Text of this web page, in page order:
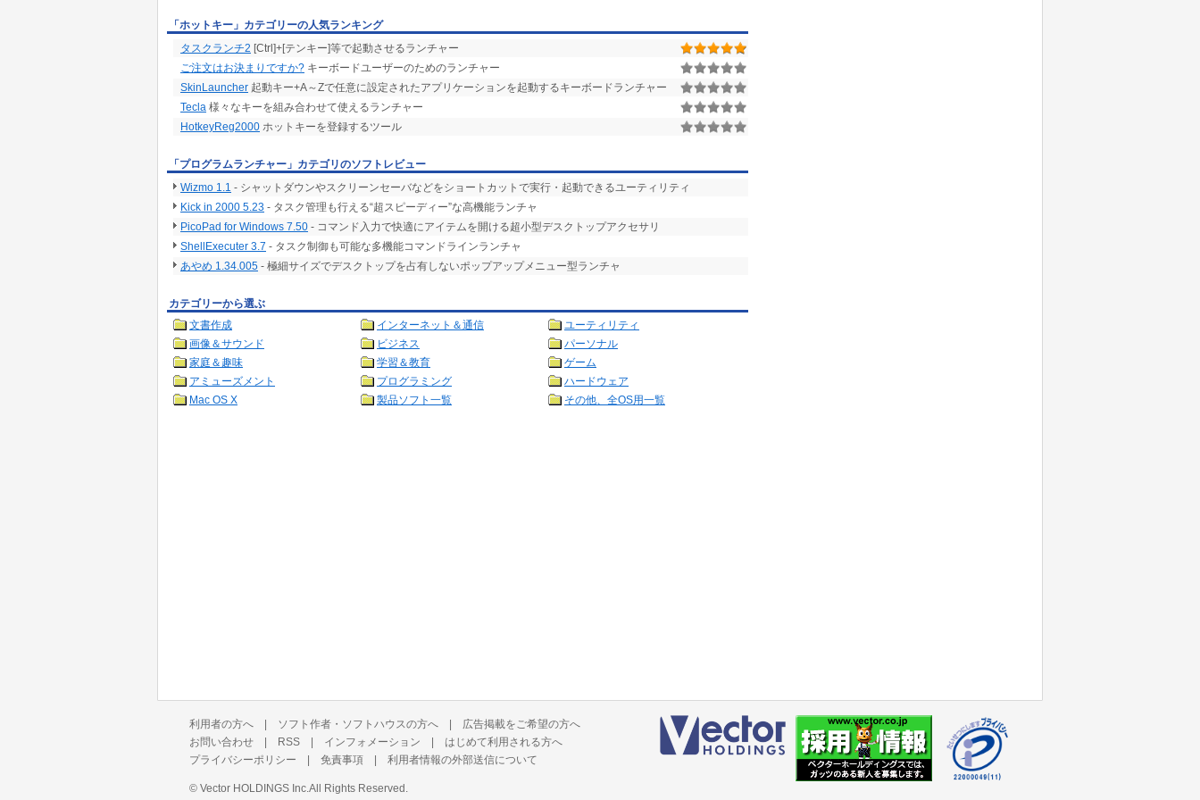
「ホットキー」カテゴリーの人気ランキング
タスクランチ2 [Ctrl]+[テンキー]等で起動させるランチャー
ご注文はお決まりですか? キーボードユーザーのためのランチャー
SkinLauncher 起動キー+A～Zで任意に設定されたアプリケーションを起動するキーボードランチャー
Tecla 様々なキーを組み合わせて使えるランチャー
HotkeyReg2000 ホットキーを登録するツール
「プログラムランチャー」カテゴリのソフトレビュー
Wizmo 1.1 - シャットダウンやスクリーンセーバなどをショートカットで実行・起動できるユーティリティ
Kick in 2000 5.23 - タスク管理も行える“超スピーディー”な高機能ランチャ
PicoPad for Windows 7.50 - コマンド入力で快適にアイテムを開ける超小型デスクトップアクセサリ
ShellExecuter 3.7 - タスク制御も可能な多機能コマンドラインランチャ
あやめ 1.34.005 - 極細サイズでデスクトップを占有しないポップアップメニュー型ランチャ
カテゴリーから選ぶ
文書作成
インターネット＆通信
ユーティリティ
画像＆サウンド
ビジネス
パーソナル
家庭＆趣味
学習＆教育
ゲーム
アミューズメント
プログラミング
ハードウェア
Mac OS X
製品ソフト一覧 その他、全OS用一覧
利用者の方へ | ソフト作者・ソフトハウスの方へ | 広告掲載をご希望の方へ
お問い合わせ | RSS | インフォメーション | はじめて利用される方へ
プライバシーポリシー | 免責事項 | 利用者情報の外部送信について
© Vector HOLDINGS Inc. All Rights Reserved.